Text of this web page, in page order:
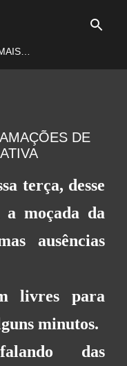
DE
terça, desse
a moçada da
ausências
livres para
minutos.
das